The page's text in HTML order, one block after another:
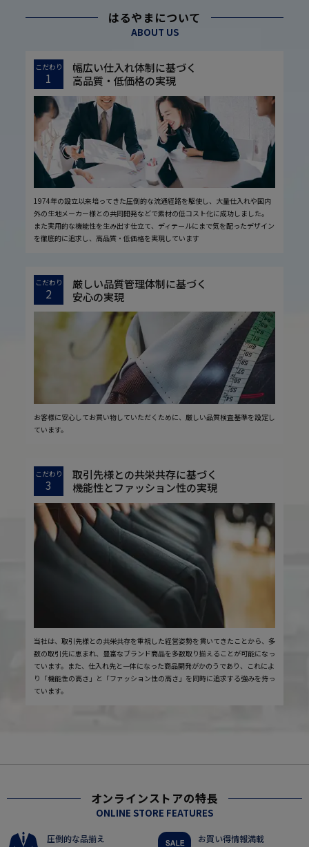
はるやまについて
ABOUT US
こだわり
1
幅広い仕入れ体制に基づく
高品質・低価格の実現
1974年の設立以来培ってきた圧倒的な流通経路を駆使し、大量仕入れや国内
外の生地メーカー様との共同開発などで素材の低コスト化に成功しました。
また実用的な機能性を生み出す仕立て、ディテールにまで気を配ったデザイン
を徹底的に追求し、高品質・低価格を実現しています
こだわり
2
厳しい品質管理体制に基づく
安心の実現
お客様に安心してお買い物していただくために、厳しい品質検査基準を設定し
ています。
こだわり
3
取引先様との共栄共存に基づく
機能性とファッション性の実現
当社は、取引先様との共栄共存を重視した経営姿勢を貫いてきたことから、多
数の取引先に恵まれ、豊富なブランド商品を多数取り揃えることが可能になっ
ています。また、仕入れ先と一体になった商品開発がかのうであり、これによ
り「機能性の高さ」と「ファッション性の高さ」を同時に追求する強みを持っ
ています。
オンラインストアの特長
ONLINE STORE FEATURES
圧倒的な品揃え お買い得情報満載